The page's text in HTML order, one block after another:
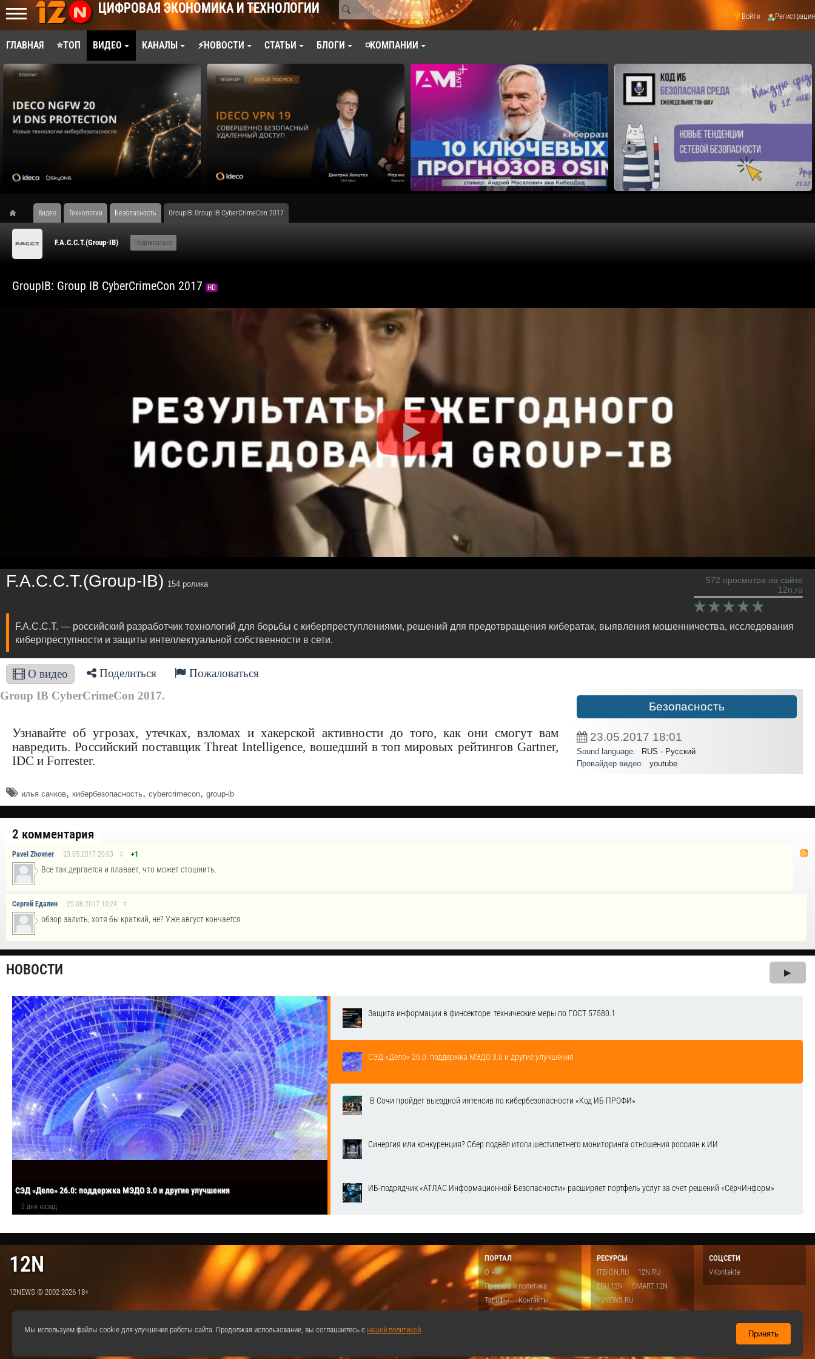
ЦИФРОВАЯ ЭКОНОМИКА И ТЕХНОЛОГИИ Войти Регистрация
ГЛАВНАЯ ⭐ТОП ВИДЕО КАНАЛЫ ⚡НОВОСТИ СТАТЬИ БЛОГИ ◽КОМПАНИИ
Видео Технологии Безопасность GroupIB: Group IB CyberCrimeCon 2017
F.A.С.С.T.(Group-IB) Подписаться
GroupIB: Group IB CyberCrimeCon 2017 HD
F.A.С.С.T.(Group-IB) 154 ролика
572 просмотра на сайте
12n.ru
F.A.С.С.T. — российский разработчик технологий для борьбы с киберпреступлениями, решений для предотвращения кибератак, выявления мошенничества, исследования
киберпреступности и защиты интеллектуальной собственности в сети.
О видео Поделиться
Пожаловаться
Group IB CyberCrimeCon 2017.
Узнавайте об угрозах, утечках, взломах и хакерской активности до того, как они смогут вам
навредить. Российский поставщик Threat Intelligence, вошедший в топ мировых рейтингов Gartner,
IDC и Forrester.
илья сачков, кибербезопасность, cybercrimecon, group-ib
Безопасность
23.05.2017 18:01
Sound language:
RUS - Русский
Провайдер видео:
youtube
2 комментария
Pavel Zhovner 23.05.2017 20:03 # +1
Все так дергается и плавает, что может стошнить.
Сергей Едалин 25.08.2017 10:24 #
обзор залить, хотя бы краткий, не? Уже август кончается
НОВОСТИ ▶
СЭД «Дело» 26.0: поддержка МЭДО 3.0 и другие улучшения
2 дня назад
Защита информации в финсекторе: технические меры по ГОСТ 57580.1
СЭД «Дело» 26.0: поддержка МЭДО 3.0 и другие улучшения
​ В Сочи пройдет выездной интенсив по кибербезопасности «Код ИБ ПРОФИ»
Синергия или конкуренция? Сбер подвёл итоги шестилетнего мониторинга отношения россиян к ИИ
ИБ-подрядчик «АТЛАС Информационной Безопасности» расширяет портфель услуг за счет решений «СёрчИнформ»
12N
12NEWS © 2002-2026 18+
ПОРТАЛ
О нас
Правила и политика
Тарифы
Контакты
Предложить видео
Топ
РЕСУРСЫ
ITBION.RU
12N.RU
EDU.12N
SMART.12N
12NEWS.RU
СОЦСЕТИ
VKontakte
Мы используем файлы cookie для улучшения работы сайта. Продолжая использование, вы соглашаетесь с нашей политикой. Принять